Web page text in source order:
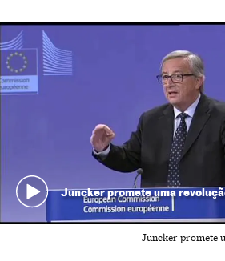
Juncker promete uma
Juncker promete